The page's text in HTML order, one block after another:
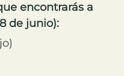
encontrarás a
de junio):